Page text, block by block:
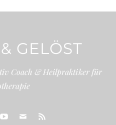
GELÖST
Coach & Heilpraktiker für